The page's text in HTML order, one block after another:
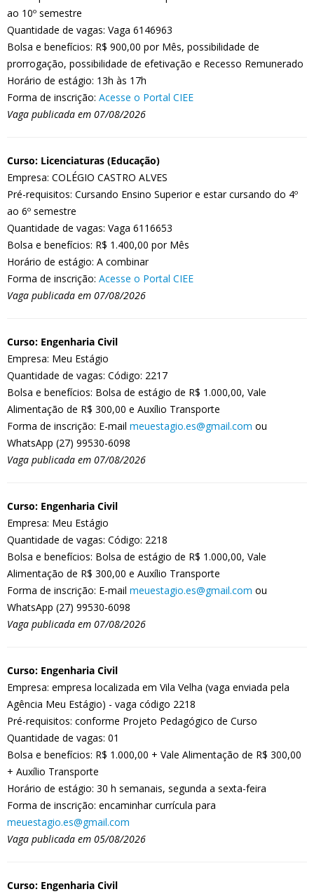
ao 10º semestre
Quantidade de vagas: Vaga 6146963
Bolsa e benefícios: R$ 900,00 por Mês, possibilidade de
prorrogação, possibilidade de efetivação e Recesso Remunerado
Horário de estágio: 13h às 17h
Forma de inscrição: Acesse o Portal CIEE
Vaga publicada em 07/08/2026
Curso: Licenciaturas (Educação)
Empresa: COLÉGIO CASTRO ALVES
Pré-requisitos: Cursando Ensino Superior e estar cursando do 4º
ao 6º semestre
Quantidade de vagas: Vaga 6116653
Bolsa e benefícios: R$ 1.400,00 por Mês
Horário de estágio: A combinar
Forma de inscrição: Acesse o Portal CIEE
Vaga publicada em 07/08/2026
Curso: Engenharia Civil
Empresa: Meu Estágio
Quantidade de vagas: Código: 2217
Bolsa e benefícios: Bolsa de estágio de R$ 1.000,00, Vale
Alimentação de R$ 300,00 e Auxílio Transporte
Forma de inscrição: E-mail meuestagio.es@gmail.com ou
WhatsApp (27) 99530-6098
Vaga publicada em 07/08/2026
Curso: Engenharia Civil
Empresa: Meu Estágio
Quantidade de vagas: Código: 2218
Bolsa e benefícios: Bolsa de estágio de R$ 1.000,00, Vale
Alimentação de R$ 300,00 e Auxílio Transporte
Forma de inscrição: E-mail meuestagio.es@gmail.com ou
WhatsApp (27) 99530-6098
Vaga publicada em 07/08/2026
Curso: Engenharia Civil
Empresa: empresa localizada em Vila Velha (vaga enviada pela
Agência Meu Estágio) - vaga código 2218
Pré-requisitos: conforme Projeto Pedagógico de Curso
Quantidade de vagas: 01
Bolsa e benefícios: R$ 1.000,00 + Vale Alimentação de R$ 300,00
+ Auxílio Transporte
Horário de estágio: 30 h semanais, segunda a sexta-feira
Forma de inscrição: encaminhar currícula para
meuestagio.es@gmail.com
Vaga publicada em 05/08/2026
Curso: Engenharia Civil